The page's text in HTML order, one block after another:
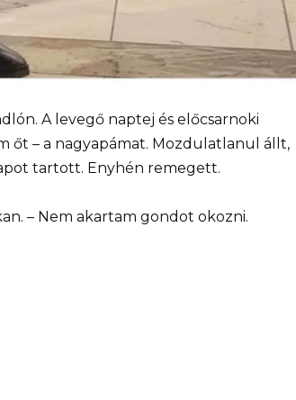
A levegő naptej és előcsarnoki
őt – a nagyapámat. Mozdulatlanul állt,
tartott. Enyhén remegett.
– Nem akartam gondot okozni.